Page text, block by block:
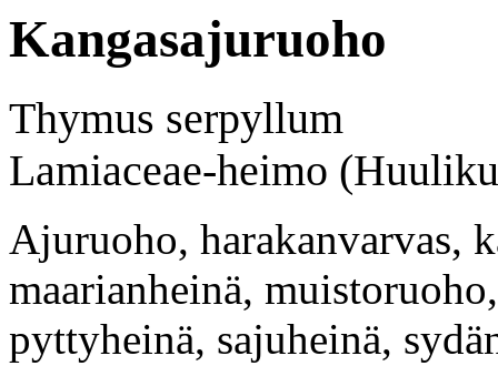
Kangasajuruoho
Thymus serpyllum
Lamiaceae-heimo
Ajuruoho, harakanvarvas,
maarianheinä,
pyttyheinä, sajuheinä,